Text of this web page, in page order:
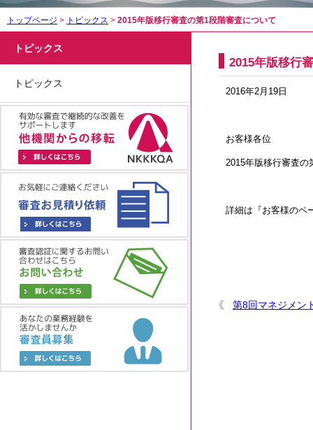
トップページ > トピックス > 2015年版移行審査の第1段階審査について
トピックス
トピックス
2015年版移行
2016年2月19日
お客様各位
2015年版移行審査の
詳細は『お客様のペ
第8回マネジメン